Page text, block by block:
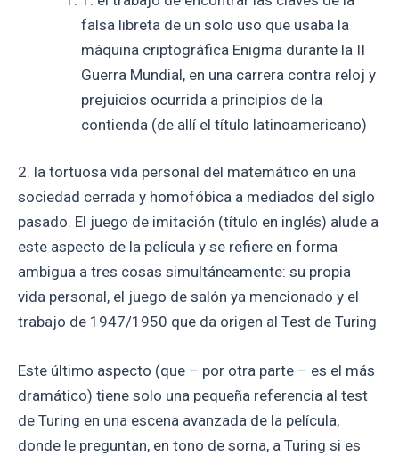
falsa libreta de un solo uso que usaba la
máquina criptográfica Enigma durante la II
Guerra Mundial, en una carrera contra reloj y
prejuicios ocurrida a principios de la
contienda (de allí el título latinoamericano)
2. la tortuosa vida personal del matemático en una
sociedad cerrada y homofóbica a mediados del siglo
pasado. El juego de imitación (título en inglés) alude a
este aspecto de la película y se refiere en forma
ambigua a tres cosas simultáneamente: su propia
vida personal, el juego de salón ya mencionado y el
trabajo de 1947/1950 que da origen al Test de Turing
Este último aspecto (que – por otra parte – es el más
dramático) tiene solo una pequeña referencia al test
de Turing en una escena avanzada de la película,
donde le preguntan, en tono de sorna, a Turing si es